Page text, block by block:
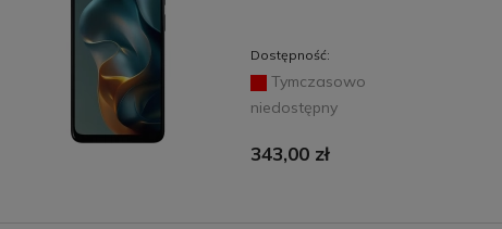
Dostępność:
Tymczasowo
niedostępny
343,00 zł